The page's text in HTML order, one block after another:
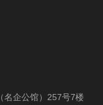
名企公馆）257号7楼